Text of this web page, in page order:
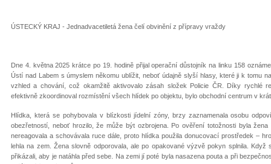
ÚSTECKÝ KRAJ - Jednadvacetiletá žena čelí obvinění z přípravy vraždy
Dne 4. května 2025 krátce po 19. hodině přijal operační důstojník na linku 158
Ústí nad Labem s úmyslem někomu ublížit, neboť údajně slyší hlasy, které ji k tomu
vzhled a chování, což okamžitě aktivovalo zásah složek Policie ČR. Díky rychlé
efektivně zkoordinoval rozmístění všech hlídek po objektu, bylo obchodní centrum v
Hlídka, která se pohybovala v blízkosti jídelní zóny, brzy zaznamenala osobu
obezřetností, neboť hrozilo, že může být ozbrojena. Po ověření totožnosti byla
nereagovala a schovávala ruce dále, proto hlídka použila donucovací prostředek –
lehla na zem. Žena slovně odporovala, ale po opakované výzvě pokyn splnila.
přikázali, aby je natáhla před sebe. Na zemi jí poté byla nasazena pouta a při